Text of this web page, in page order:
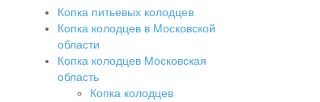
Копка питьевых колодцев
Копка колодцев в Московской
области
Копка колодцев Московская
область
Копка колодцев